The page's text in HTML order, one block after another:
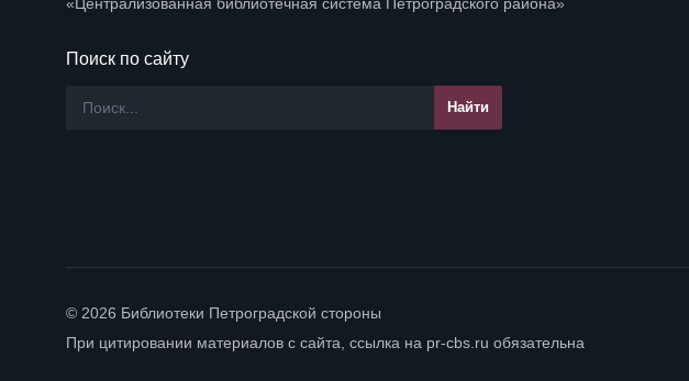
Поиск по сайту
© 2026 Библиотеки Петроградской стороны
При цитировании материалов с сайта, ссылка на pr-cbs.ru обязательна